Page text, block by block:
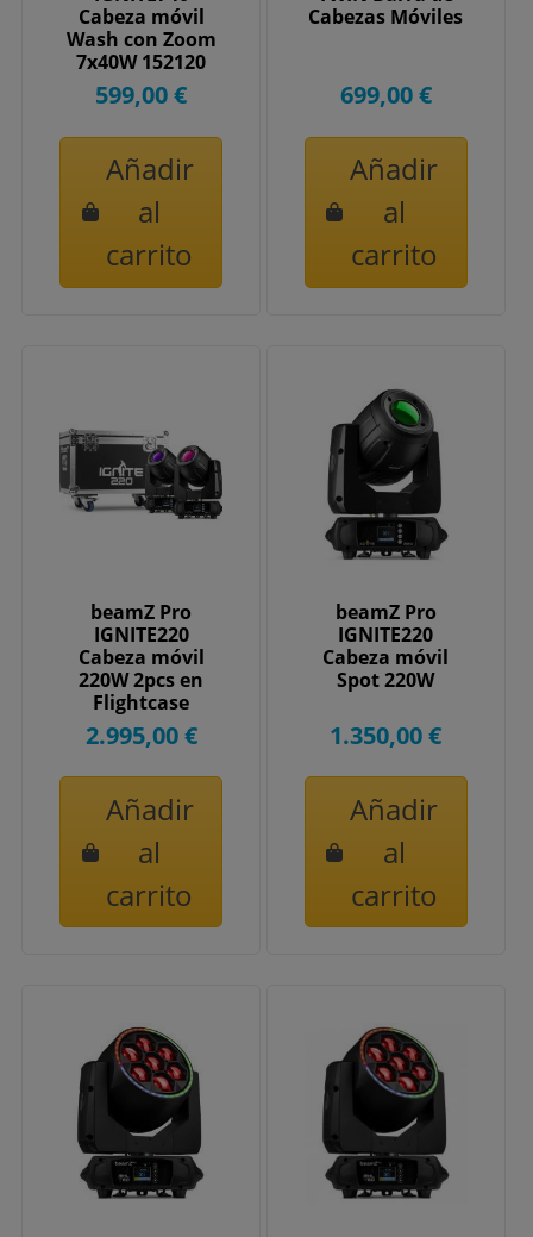
Cabeza móvil
Wash con Zoom
7x40W 152120
599,00 €
Añadir
al
carrito
Cabezas Móviles
699,00 €
Añadir
al
carrito
beamZ Pro
IGNITE220
Cabeza móvil
220W 2pcs en
Flightcase
2.995,00 €
Añadir
al
carrito
beamZ Pro
IGNITE220
Cabeza móvil
Spot 220W
1.350,00 €
Añadir
al
carrito